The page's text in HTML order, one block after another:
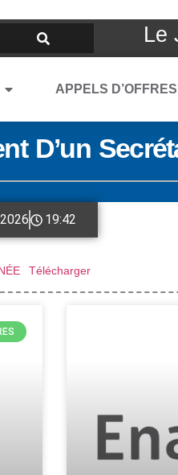
Le
APPELS D’OFFRES
D’un
19:42
Télécharger